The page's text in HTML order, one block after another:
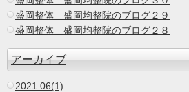
盛岡整体 盛岡均整院のブログ２９
盛岡整体 盛岡均整院のブログ２８
アーカイブ
2021.06(1)